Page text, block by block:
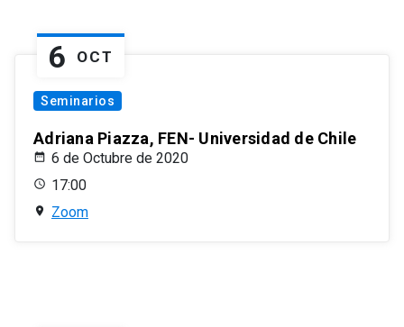
6 OCT
Seminarios
Adriana Piazza, FEN- Universidad de Chile
6 de Octubre de 2020
17:00
Zoom